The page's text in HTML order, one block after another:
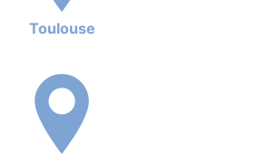
Toulouse